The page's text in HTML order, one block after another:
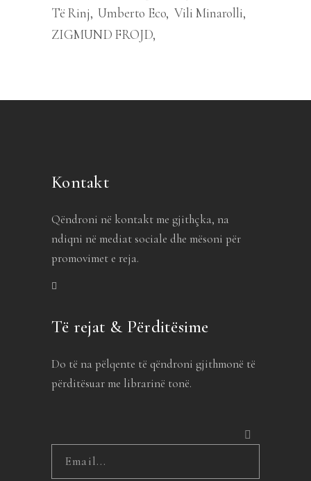
Të Rinj Umberto Eco Vili Minarolli
ZIGMUND FROJD
Kontakt
Qëndroni në kontakt me gjithçka, na
ndiqni në mediat sociale dhe mësoni për
promovimet e reja.
Të rejat & Përditësime
Do të na pëlqente të qëndroni gjithmonë të
përditësuar me librarinë tonë.